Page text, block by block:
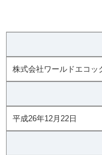
株式会社ワールドエコッ
平成26年12月22日